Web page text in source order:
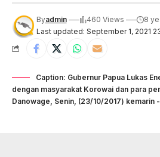
Last updated: September 1, 2021
Byadmin 460 Views 8
Caption: Gubernur Papua Lukas
dengan masyarakat Korowai dan para
Danowage, Senin, (23/10/2017) kemarin